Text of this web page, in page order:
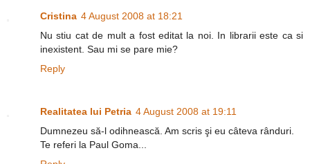
Cristina 4 August 2008 at 18:21
Nu stiu cat de mult a fost editat la noi. In librarii este ca si
inexistent. Sau mi se pare mie?
Reply
Realitatea lui Petria 4 August 2008 at 19:11
Dumnezeu să-l odihnească. Am scris şi eu câteva rânduri.
Te referi la Paul Goma...